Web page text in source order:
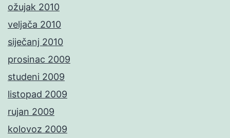
ožujak 2010
veljača 2010
siječanj 2010
prosinac 2009
studeni 2009
listopad 2009
rujan 2009
kolovoz 2009